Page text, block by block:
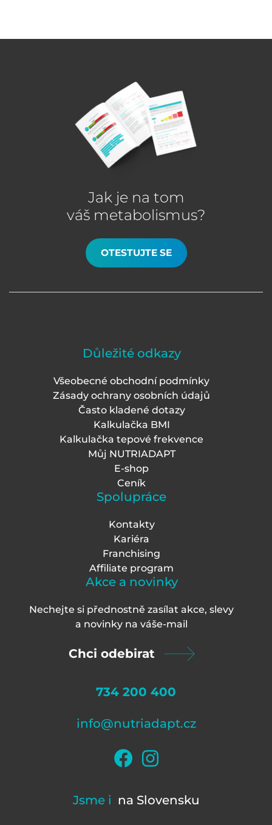
Jak je na tom
váš metabolismus?
OTESTUJTE SE
Důležité odkazy
Všeobecné obchodní podmínky
Zásady ochrany osobních údajů
Často kladené dotazy
Kalkulačka BMI
Kalkulačka tepové frekvence
Můj NUTRIADAPT
E-shop
Ceník
Spolupráce
Kontakty
Kariéra
Franchising
Affiliate program
Akce a novinky
Nechejte si přednostně zasílat akce, slevy
a novinky na váše-mail
Chci odebirat
734 200 400
info@nutriadapt.cz
Jsme i na Slovensku